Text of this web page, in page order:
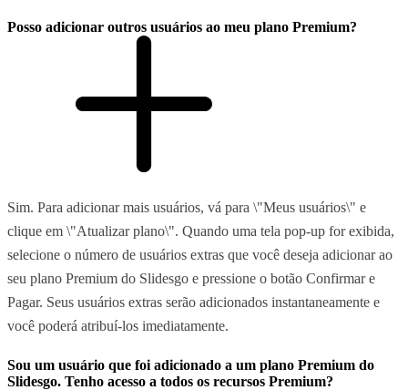
Posso adicionar outros usuários ao meu plano Premium?
Sim. Para adicionar mais usuários, vá para \"Meus usuários\" e
clique em \"Atualizar plano\". Quando uma tela pop-up for exibida,
selecione o número de usuários extras que você deseja adicionar ao
seu plano Premium do Slidesgo e pressione o botão Confirmar e
Pagar. Seus usuários extras serão adicionados instantaneamente e
você poderá atribuí-los imediatamente.
Sou um usuário que foi adicionado a um plano Premium do
Slidesgo. Tenho acesso a todos os recursos Premium?